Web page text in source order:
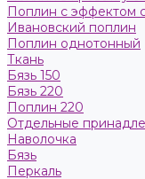
Поплин с эффектом
Ивановский поплин
Поплин однотонный
Ткань
Бязь 150
Бязь 220
Поплин 220
Отдельные
Наволочка
Бязь
Перкаль